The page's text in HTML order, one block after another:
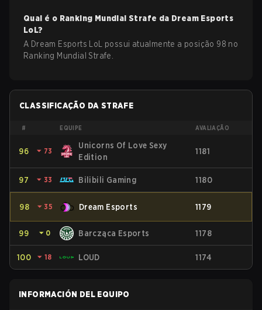
Qual é o Ranking Mundial Strafe da Dream Esports
LoL?
A Dream Esports LoL possui atualmente a posição 98 no
Ranking Mundial Strafe.
CLASSIFICAÇÃO DA STRAFE
# EQUIPE AVALIAÇÃO
96 ⏷ 73
Unicorns Of Love Sexy
Edition
1181
97 ⏷ 33 Bilibili Gaming 1180
98 ⏷ 35 Dream Esports 1179
99 ⏷ 0 Barcząca Esports 1178
100 ⏷ 18 LOUD 1174
INFORMACIÓN DEL EQUIPO